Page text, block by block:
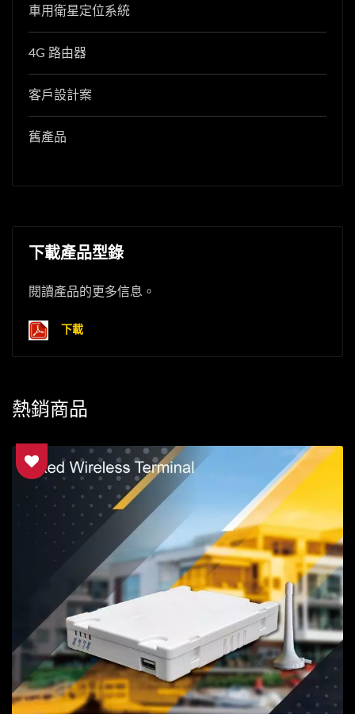
車用衛星定位系統
4G 路由器
客戶設計案
舊產品
下載產品型錄
閱讀產品的更多信息。
下載
熱銷商品